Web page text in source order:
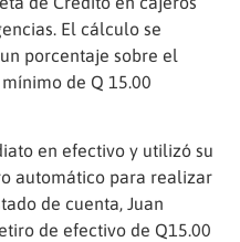
El cálculo se
porcentaje sobre el
de Q 15.00
en efectivo y utilizó su
automático para realizar
de cuenta, Juan
de efectivo de Q15.00